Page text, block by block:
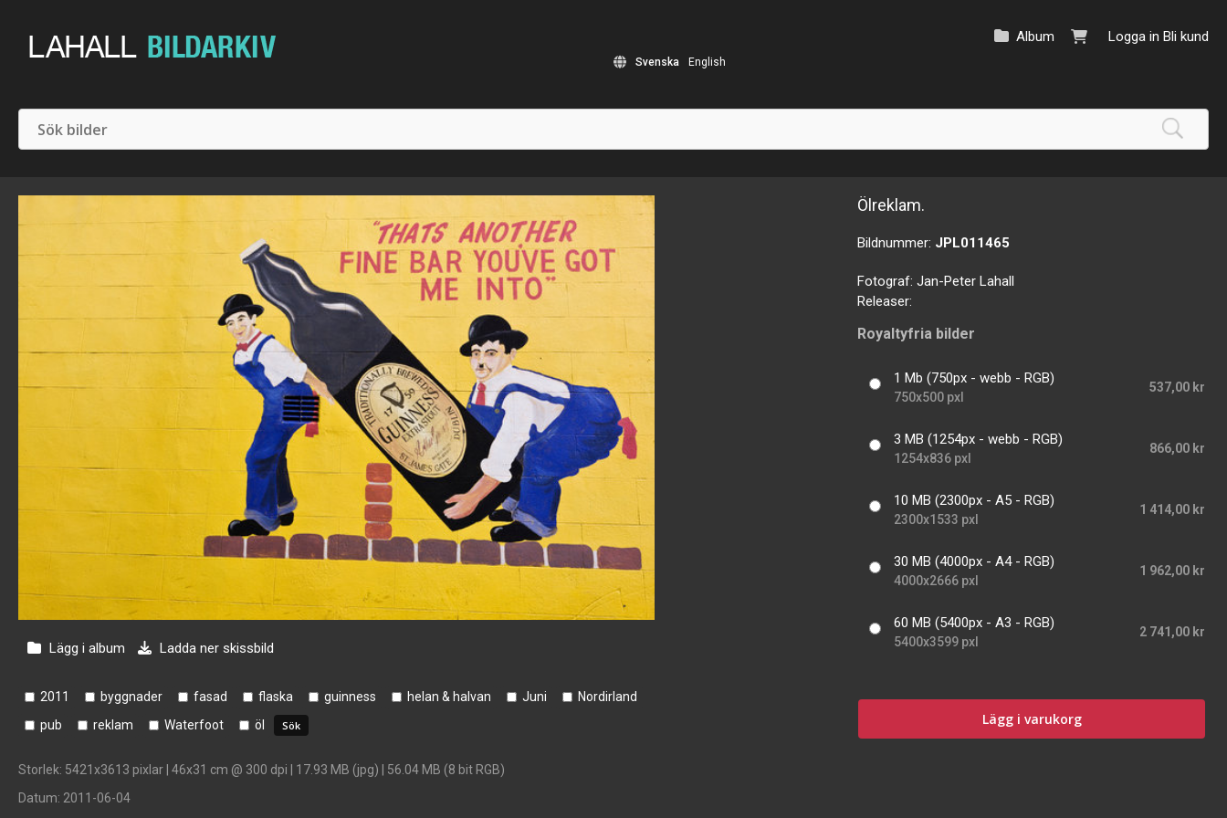
Logga in Bli kund
Album
Svenska English
Lägg i album Ladda ner skissbild
2011 byggnader fasad flaska guinness helan & halvan Juni
Nordirland
pub
reklam Waterfoot öl
Storlek: 5421x3613 pixlar | 46x31 cm @ 300 dpi | 17.93 MB (jpg) | 56.04 MB (8 bit RGB)
Datum: 2011-06-04
Ölreklam.
Bildnummer: JPL011465
Fotograf:Jan-Peter Lahall
Releaser:
Royaltyfria bilder
1 Mb (750px - webb - RGB)
750x500 pxl
537,00 kr
3 MB (1254px - webb - RGB)
1254x836 pxl
866,00 kr
10 MB (2300px - A5 - RGB)
2300x1533 pxl
1 414,00 kr
30 MB (4000px - A4 - RGB)
4000x2666 pxl
1 962,00 kr
60 MB (5400px - A3 - RGB)
5400x3599 pxl
2 741,00 kr
Lägg i varukorg